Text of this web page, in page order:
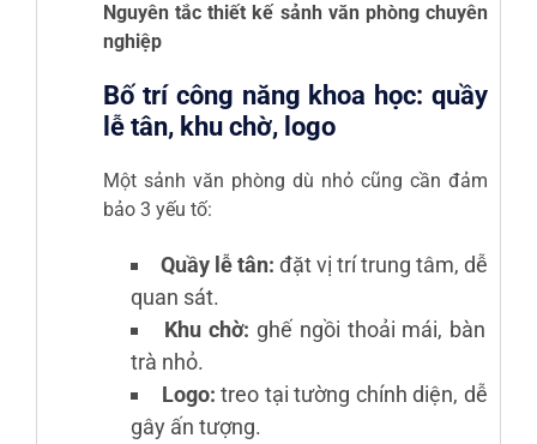
Nguyên tắc thiết kế sảnh văn phòng chuyên
nghiệp
Bố trí công năng khoa học: quầy
lễ tân, khu chờ, logo
Một sảnh văn phòng dù nhỏ cũng cần đảm
bảo 3 yếu tố:
Quầy lễ tân: đặt vị trí trung tâm, dễ
quan sát.
Khu chờ: ghế ngồi thoải mái, bàn
trà nhỏ.
Logo: treo tại tường chính diện, dễ
gây ấn tượng.